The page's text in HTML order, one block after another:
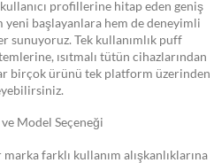
profillerine hitap eden geniş
yeni başlayanlara hem de deneyimli
sunuyoruz. Tek kullanımlık puff
ısıtmalı tütün cihazlarından
birçok ürünü tek platform üzerinden
Model Seçeneği
farklı kullanım alışkanlıklarına